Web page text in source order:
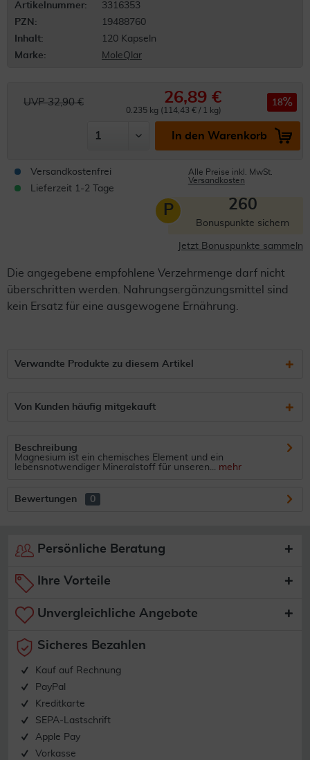
Artikelnummer:
3316353
PZN:
19488760
Inhalt:
120 Kapseln
Marke:
MoleQlar
UVP 32,90 € 26,89 €
0.235 kg (114,43 € / 1 kg)
18
In den Warenkorb
Versandkostenfrei
Lieferzeit 1-2 Tage
Alle Preise inkl. MwSt.
Versandkosten
P 260
Bonuspunkte sichern
Jetzt Bonuspunkte sammeln
Die angegebene empfohlene Verzehrmenge darf nicht
überschritten werden. Nahrungsergänzungsmittel sind
kein Ersatz für eine ausgewogene Ernährung.
Verwandte Produkte zu diesem Artikel
Von Kunden häufig mitgekauft
Beschreibung
Magnesium ist ein chemisches Element und ein
lebensnotwendiger Mineralstoff für unseren... mehr
Bewertungen 0
Persönliche Beratung
Ihre Vorteile
Unvergleichliche Angebote
Sicheres Bezahlen
Kauf auf Rechnung
PayPal
Kreditkarte
SEPA-Lastschrift
Apple Pay
Vorkasse